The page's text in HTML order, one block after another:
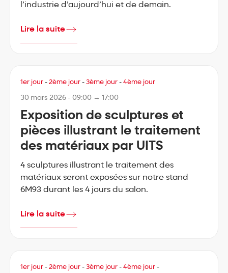
l’industrie d’aujourd’hui et de demain.
Lire la suite
1er jour - 2ème jour - 3ème jour - 4ème jour
30 mars 2026 - 09:00 → 17:00
Exposition de sculptures et
pièces illustrant le traitement
des matériaux par UITS
4 sculptures illustrant le traitement des
matériaux seront exposées sur notre stand
6M93 durant les 4 jours du salon.
Lire la suite
1er jour - 2ème jour - 3ème jour - 4ème jour -